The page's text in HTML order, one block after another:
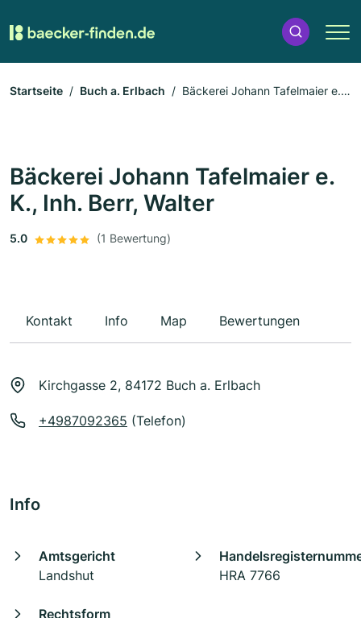
Startseite Buch a. Erlbach
Bäckerei Johann Tafelmaier e.
Bäckerei Johann Tafelmaier e.
K., Inh. Berr, Walter
5.0 (1 Bewertung)
Kontakt Info Map Bewertungen
Kirchgasse 2, 84172 Buch a. Erlbach
+4987092365 (Telefon)
Info
Amtsgericht
Landshut
HRA 7766
Rechtsform